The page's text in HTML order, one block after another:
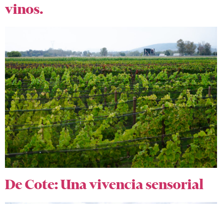
vinos.
De Cote: Una vivencia sensorial